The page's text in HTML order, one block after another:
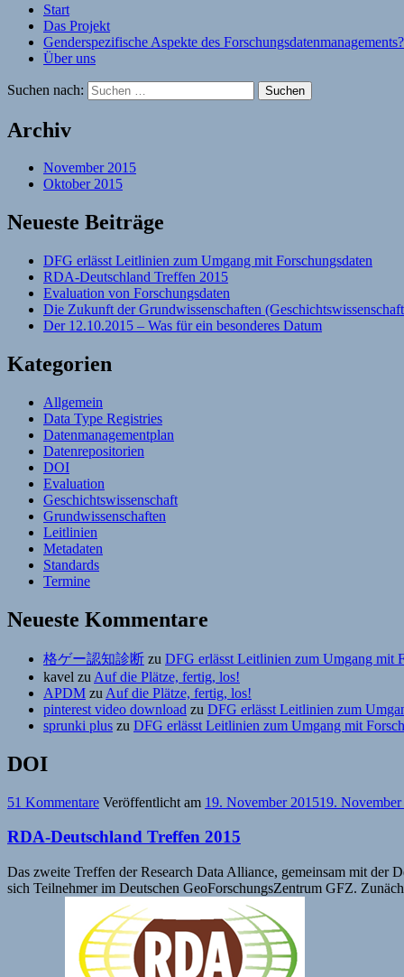
Start
Das Projekt
Genderspezifische Aspekte des
Über uns
Suchen nach:
Archiv
November 2015
Oktober 2015
Neueste Beiträge
DFG erlässt Leitlinien zum Umgang mit Forschungsdaten
RDA-Deutschland Treffen 2015
Evaluation von Forschungsdaten
Die Zukunft der Grundwissenschaften
Der 12.10.2015 – Was für ein besonderes Datum
Kategorien
Allgemein
Data Type Registries
Datenmanagementplan
Datenrepositorien
DOI
Evaluation
Geschichtswissenschaft
Grundwissenschaften
Leitlinien
Metadaten
Standards
Termine
Neueste Kommentare
格ゲー認知診断 zu DFG erlässt Leitlinien zum Umgang mit
kavel zu Auf die Plätze, fertig, los!
APDM zu Auf die Plätze, fertig, los!
pinterest video download zu DFG erlässt Leitlinien zum
sprunki plus zu DFG erlässt Leitlinien zum Umgang mit
DOI
51 Kommentare Veröffentlicht am 19. November 201519.
RDA-Deutschland Treffen 2015
Das zweite Treffen der Research Data Alliance, gemeinsam mit
sich Teilnehmer im Deutschen GeoForschungsZentrum GFZ.